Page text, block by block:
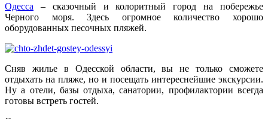
Одесса – сказочный и колоритный город на побережье
Черного моря. Здесь огромное количество хорошо
оборудованных песочных пляжей.
Сняв жилье в Одесской области, вы не только сможете
отдыхать на пляже, но и посещать интереснейшие экскурсии.
Ну а отели, базы отдыха, санатории, профилактории всегда
готовы встреть гостей.